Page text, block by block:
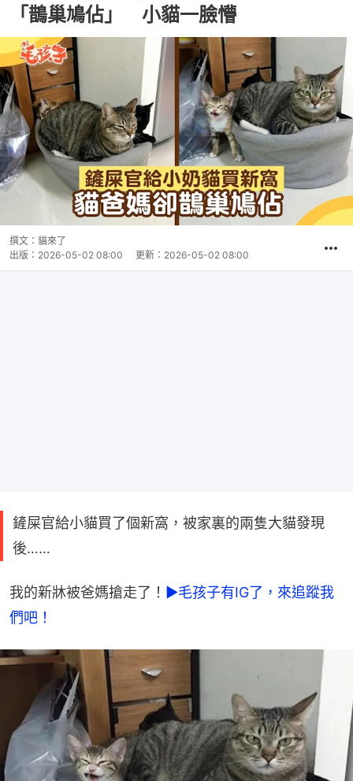
「鵲巢鳩佔」 小貓一臉懵
撰文： 貓來了
出版： 2026-05-02 08:00 更新： 2026-05-02 08:00
鏟屎官給小貓買了個新窩，被家裏的兩隻大貓發現
後……
我的新牀被爸媽搶走了！ ►毛孩子有IG了，來追蹤我
們吧！